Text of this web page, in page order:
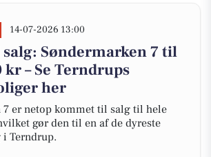
14-07-2026 13:00
Søndermarken 7 til
– Se Terndrups
her
7 er netop kommet til salg til hele
gør den til en af de dyreste
Terndrup.